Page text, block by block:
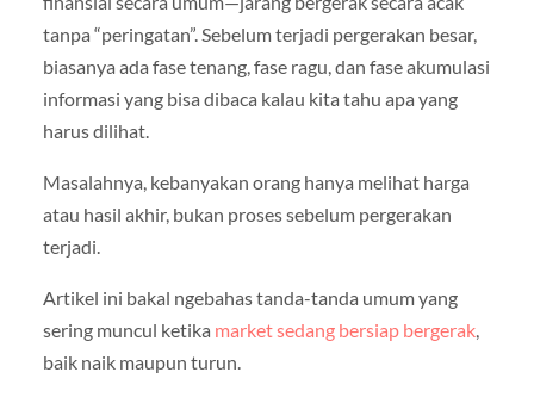
tanpa “peringatan”. Sebelum terjadi pergerakan besar,
biasanya ada fase tenang, fase ragu, dan fase akumulasi
informasi yang bisa dibaca kalau kita tahu apa yang
harus dilihat.
Masalahnya, kebanyakan orang hanya melihat harga
atau hasil akhir, bukan proses sebelum pergerakan
terjadi.
Artikel ini bakal ngebahas tanda-tanda umum yang
sering muncul ketika market sedang bersiap bergerak,
baik naik maupun turun.